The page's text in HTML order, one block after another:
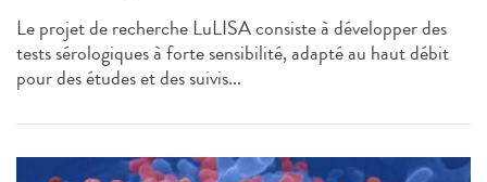
Le projet de recherche LuLISA consiste à développer des
tests sérologiques à forte sensibilité, adapté au haut débit
pour des études et des suivis...